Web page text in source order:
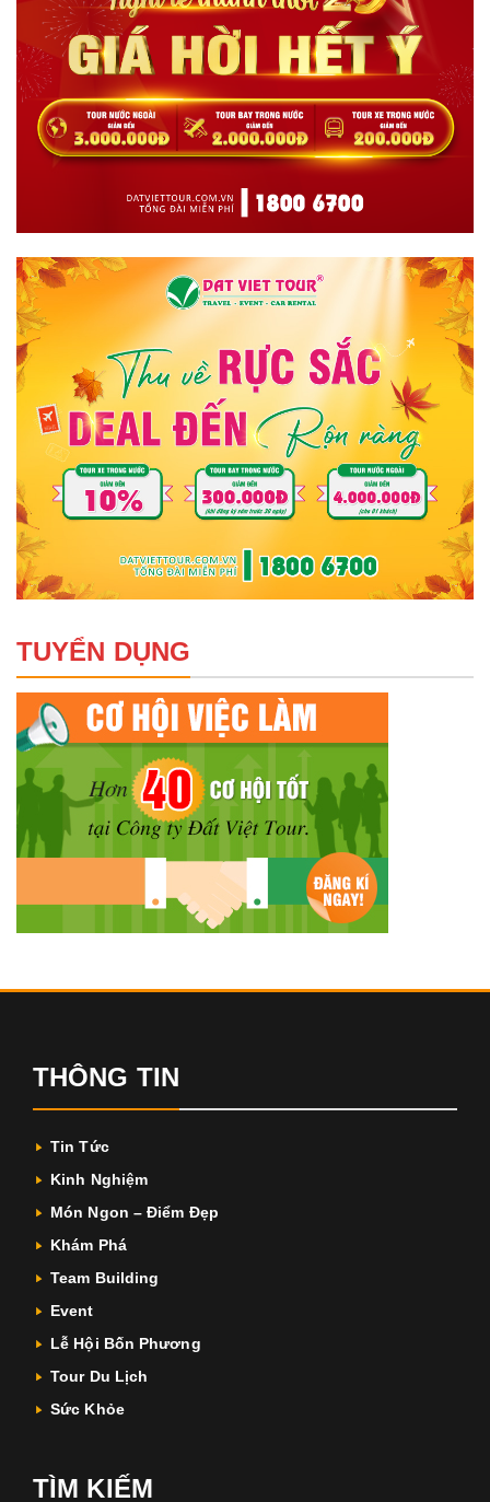
TUYỂN DỤNG
THÔNG TIN
Tin Tức
Kinh Nghiệm
Món Ngon – Điểm Đẹp
Khám Phá
Team Building
Event
Lễ Hội Bốn Phương
Tour Du Lịch
Sức Khỏe
TÌM KIẾM